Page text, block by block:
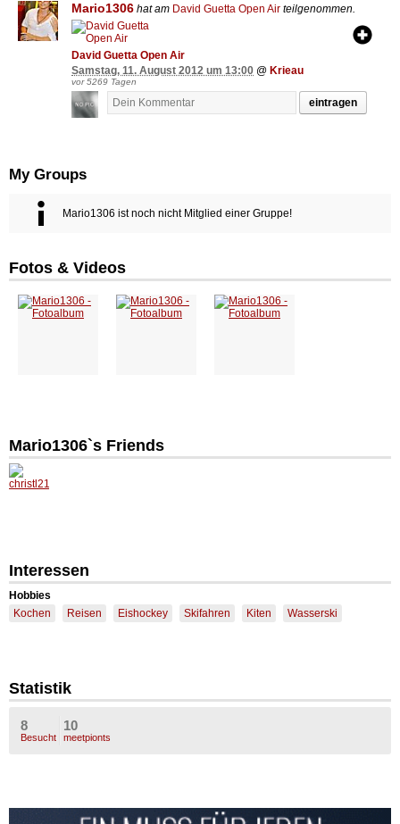
Mario1306 hat am David Guetta Open Air teilgenommen.
David Guetta Open Air
Samstag, 11. August 2012 um 13:00 @ Krieau
vor 5269 Tagen
eintragen
My Groups
Mario1306 ist noch nicht Mitglied einer Gruppe!
Fotos & Videos
Mario1306`s Friends
Interessen
Hobbies
Kochen
Reisen Eishockey Skifahren Kiten Wasserski
Statistik
8
Besucht
10
meetpionts